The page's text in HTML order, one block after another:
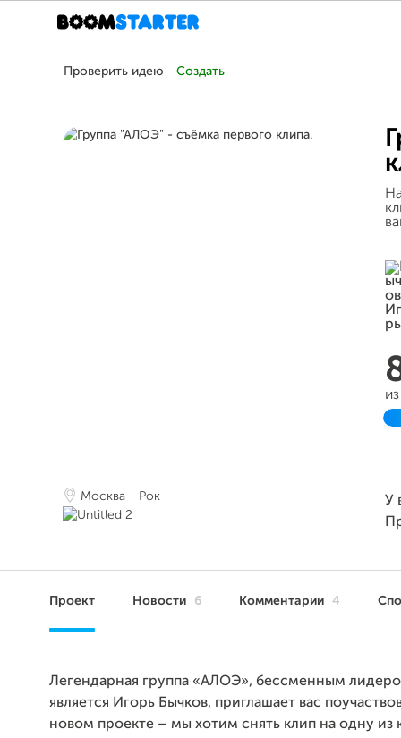
Проверить идею Создать
Москва Рок
У
Проект Новости 6 Комментарии 4
Легендарная группа «АЛОЭ», бессменным
является Игорь Бычков, приглашает вас
новом проекте – мы хотим снять клип на одну из